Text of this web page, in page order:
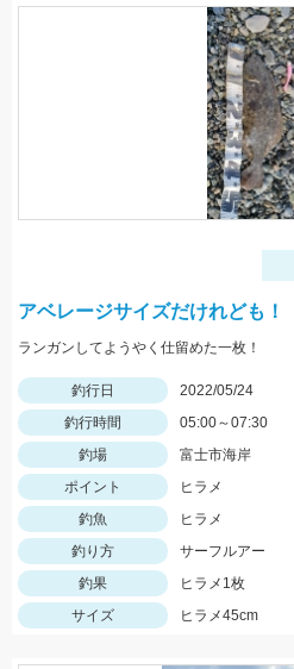
アベレージサイズだけれども！
ランガンしてようやく仕留めた一枚！
釣行日
2022/05/24
釣行時間
05:00～07:30
釣場
富士市海岸
ポイント
ヒラメ
釣魚
ヒラメ
釣り方
サーフルアー
釣果
ヒラメ1枚
サイズ
ヒラメ45cm